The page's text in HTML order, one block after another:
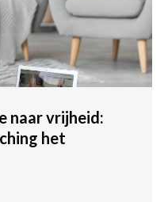
naar vrijheid:
het